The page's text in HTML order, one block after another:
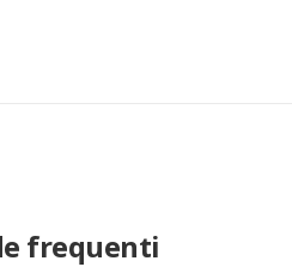
frequenti